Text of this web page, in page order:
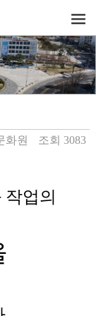
화원 조회 3083
업의